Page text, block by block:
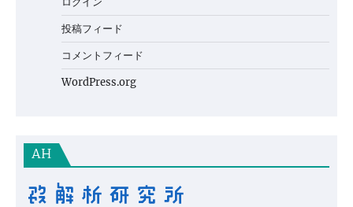
投稿フィード
コメントフィード
WordPress.org
AH